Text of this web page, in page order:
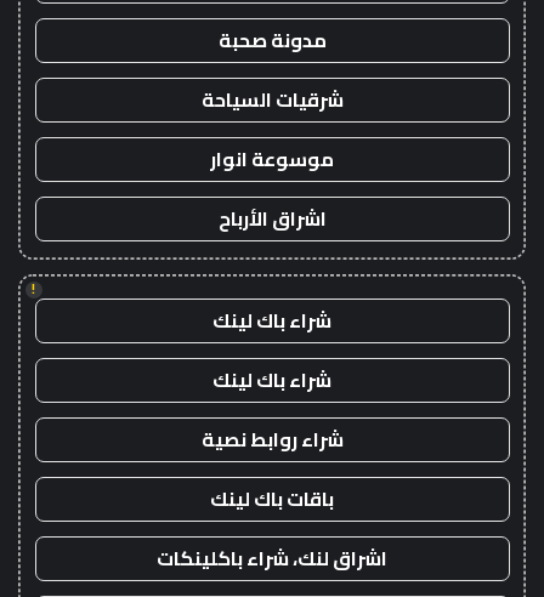
مدونة صحبة
شرقيات السياحة
موسوعة انوار
اشراق الأرباح
!
شراء باك لينك
شراء باك لينك
شراء روابط نصية
باقات باك لينك
اشراق لنك، شراء باكلينكات